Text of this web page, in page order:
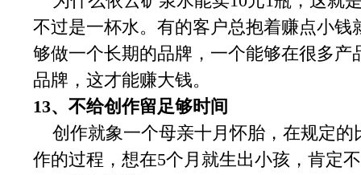
不过是一杯水。有的客户总抱着赚点小
够做一个长期的品牌，一个能够在很多
品牌，这才能赚大钱。
13、不给创作留足够时间
创作就象一个母亲十月怀胎，在规定的
作的过程，想在5个月就生出小孩，肯定